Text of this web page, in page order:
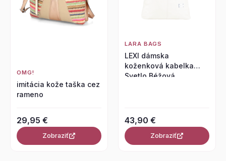
OMG!
imitácia kože taška cez
rameno
29,95 €
Zobraziť
LARA BAGS
LEXI dámska
koženková kabelka
Svetlo Béžová
43,90 €
Zobraziť